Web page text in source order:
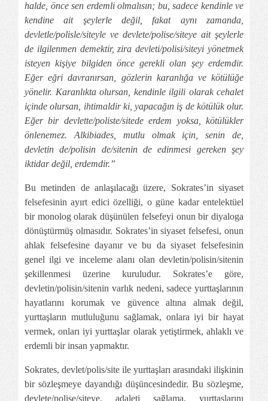
halde, önce sen erdemli olmalısın; bu, sadece kendinle ve
kendine ait şeylerle değil, fakat aynı zamanda,
devletle/polisle/siteyle ve devlete/polise/siteye ait şeylerle
de ilgilenmen demektir, zira devleti/polisi/siteyi yönetmek
isteyen kişiye bilgiden önce gerekli olan şey erdemdir.
Eğer eğri davranırsan, gözlerin karanlığa ve kötülüğe
yönelir. Karanlıkta olursan, kendinle ilgili olarak cehalet
içinde olursan, ihtimaldir ki, yapacağın iş de kötülük olur.
Eğer bir devlette/poliste/sitede erdem yoksa, kötülükler
önlenemez. Alkibiades, mutlu olmak için, senin de,
devletin de/polisin de/sitenin de edinmesi gereken şey
iktidar değil, erdemdir.”
Bu metinden de anlaşılacağı üzere, Sokrates’in siyaset
felsefesinin ayırt edici özelliği, o güne kadar entelektüel
bir monolog olarak düşünülen felsefeyi onun bir diyaloga
dönüştürmüş olmasıdır. Sokrates’in siyaset felsefesi, onun
ahlak felsefesine dayanır ve bu da siyaset felsefesinin
genel ilgi ve inceleme alanı olan devletin/polisin/sitenin
şekillenmesi üzerine kuruludur. Sokrates’e göre,
devletin/polisin/sitenin varlık nedeni, sadece yurttaşlarının
hayatlarını korumak ve güvence altına almak değil,
yurttaşların mutluluğunu sağlamak, onlara iyi bir hayat
vermek, onları iyi yurttaşlar olarak yetiştirmek, ahlaklı ve
erdemli bir insan yapmaktır.
Sokrates, devlet/polis/site ile yurttaşları arasındaki ilişkinin
bir sözleşmeye dayandığı düşüncesindedir. Bu sözleşme,
devlete/polise/siteye, adaleti sağlama, yurttaşlarını